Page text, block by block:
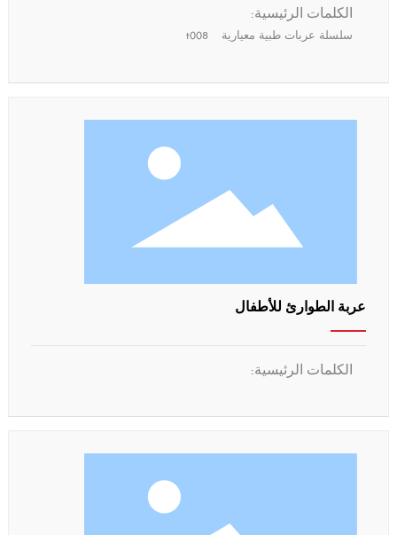
الكلمات الرئيسية:
سلسلة عربات طبية معيارية t008
عربة الطوارئ للأطفال
الكلمات الرئيسية: